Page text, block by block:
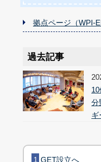
拠点ページ（WPI-
過去記事
分
ギ
GET設立へ